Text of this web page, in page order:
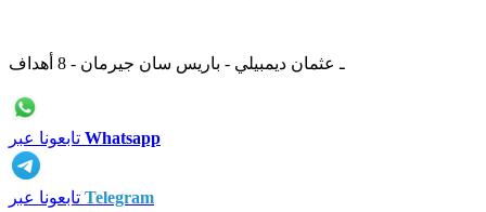
ـ عثمان ديمبيلي - باريس سان جيرمان - 8 أهداف
Whatsapp
Telegram